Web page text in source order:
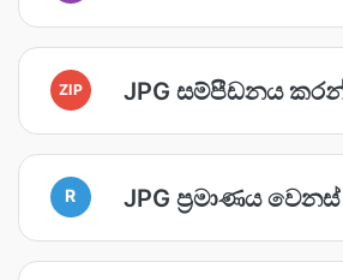
ZIP JPG සම්පීඩනය
R JPG ප්‍රමාණය